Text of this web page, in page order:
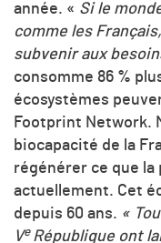
année. « Si le
comme les
subvenir aux
consomme 86 %
écosystèmes
Footprint Network.
biocapacité de la
régénérer ce que
actuellement. Cet
depuis 60 ans. «
Ve République ont